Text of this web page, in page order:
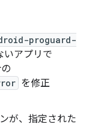
proguard-
いアプリで
を修正
が、指定された